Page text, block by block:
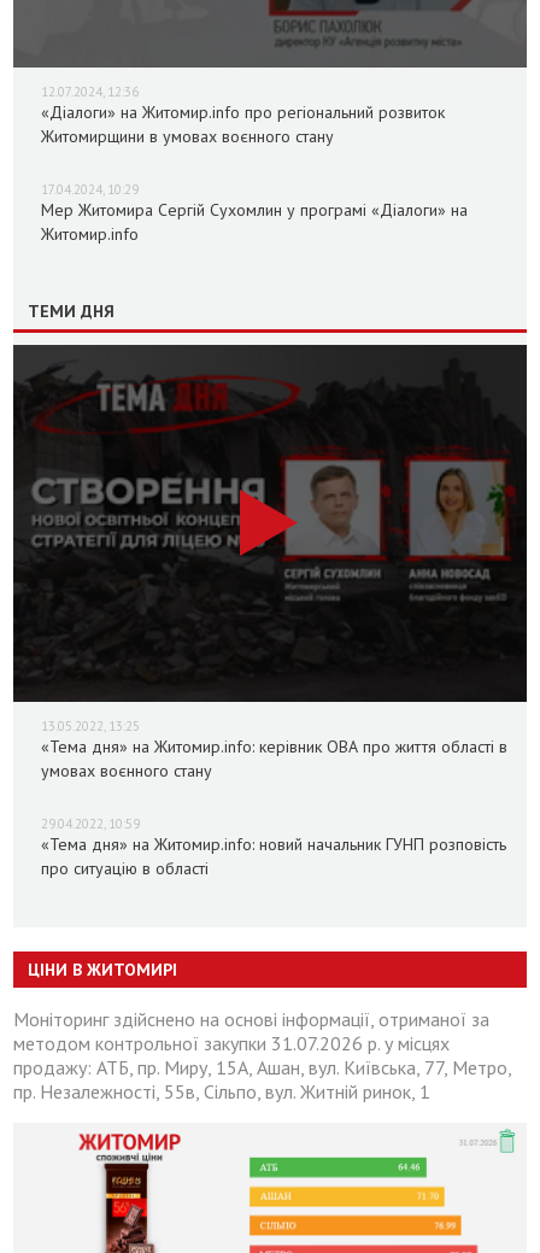
12.07.2024, 12:36
«Діалоги» на Житомир.info про регіональний розвиток
Житомирщини в умовах воєнного стану
17.04.2024, 10:29
Мер Житомира Сергій Сухомлин у програмі «Діалоги» на
Житомир.info
ТЕМИ ДНЯ
13.05.2022, 13:25
«Тема дня» на Житомир.info: керівник ОВА про життя області в
умовах воєнного стану
29.04.2022, 10:59
«Тема дня» на Житомир.info: новий начальник ГУНП розповість
про ситуацію в області
ЦІНИ В ЖИТОМИРІ
Моніторинг здійснено на основі інформації, отриманої за
методом контрольної закупки 31.07.2026 р. у місцях
продажу: АТБ, пр. Миру, 15А, Ашан, вул. Київська, 77, Метро,
пр. Незалежності, 55в, Сільпо, вул. Житній ринок, 1